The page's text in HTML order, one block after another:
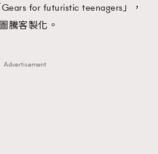
for futuristic teenagers」，
騰客製化。
Advertisement